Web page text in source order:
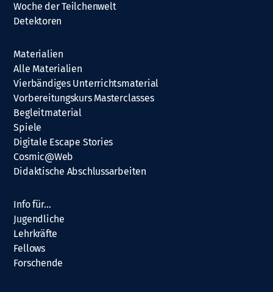
Woche der Teilchenwelt
Detektoren
Materialien
Alle Materialien
Vierbändiges Unterrichtsmaterial
Vorbereitungskurs Masterclasses
Begleitmaterial
Spiele
Digitale Escape Stories
Cosmic@Web
Didaktische Abschlussarbeiten
Info für…
Jugendliche
Lehrkräfte
Fellows
Forschende